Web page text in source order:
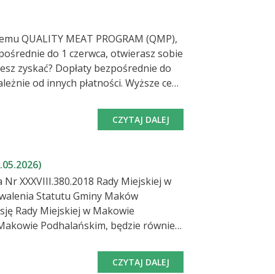
kolejowych oraz o
QUALITY MEAT PROGRAM (QMP),
do 1 czerwca, otwierasz sobie
płatności. Wyższe ceny
systemu i zostawiasz sobie
inny
CZYTAJ DALEJ
XXXVIII.380.2018 Rady Miejskiej w
Statutu Gminy Maków
Podhalańskim, będzie również
CZYTAJ DALEJ